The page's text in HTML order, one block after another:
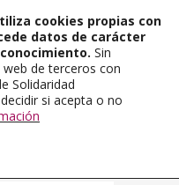
cookies propias con
datos de carácter
Sin
de terceros con
Solidaridad
si acepta o no